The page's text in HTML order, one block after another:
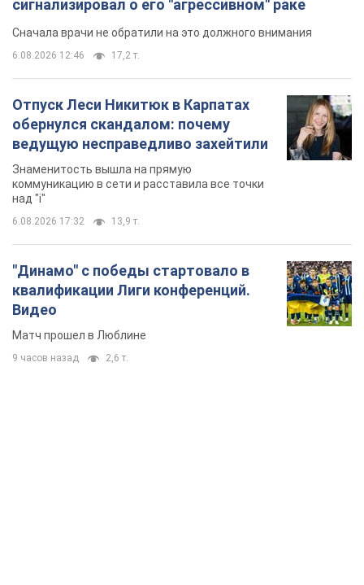
сигнализировал о его "агрессивном" раке
Сначала врачи не обратили на это должного внимания
6.08.2026 12:46 17,2 т.
Отпуск Леси Никитюк в Карпатах
обернулся скандалом: почему
ведущую несправедливо захейтили
Знаменитость вышла на прямую
коммуникацию в сети и расставила все точки
над "i"
6.08.2026 17:32 13,9 т.
"Динамо" с победы стартовало в
квалификации Лиги конференций.
Видео
Матч прошел в Люблине
9 часов назад 2,6 т.